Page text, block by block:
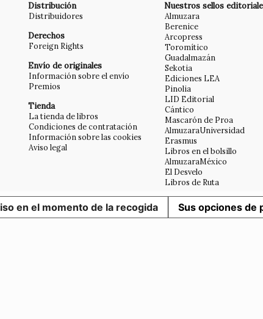
Distribución
Distribuidores
Derechos
Foreign Rights
Envío de originales
Información sobre el envío
Premios
Tienda
La tienda de libros
Condiciones de contratación
Información sobre las cookies
Aviso legal
Nuestros sellos
Almuzara
Berenice
Arcopress
Toromítico
Guadalmazán
Sekotia
Ediciones LEA
Pinolia
LID Editorial
Cántico
Mascarón de Proa
AlmuzaraUniversidad
Erasmus
Libros en el bolsillo
AlmuzaraMéxico
El Desvelo
Libros de Ruta
en el momento de la recogida Sus opciones de